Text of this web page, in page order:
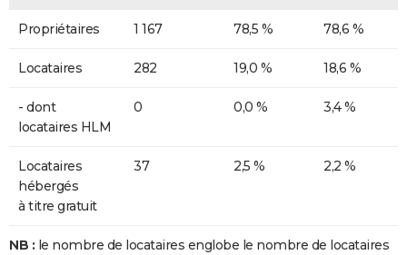
Propriétaires 1 167 78,5 % 78,6 %
Locataires 282 19,0 % 18,6 %
- dont
locataires HLM
0 0,0 % 3,4 %
Locataires
hébergés
à titre gratuit
37 2,5 % 2,2 %
NB : le nombre de locataires englobe le nombre de locataires